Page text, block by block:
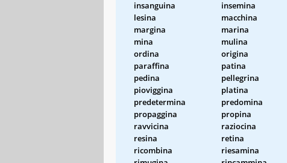
insanguina
insemina
lesina
macchina
margina
marina
mina
mulina
ordina
origina
paraffina
patina
pedina
pellegrina
pioviggina
platina
predetermina
predomina
propaggina
propina
ravvicina
raziocina
resina
retina
ricombina
riesamina